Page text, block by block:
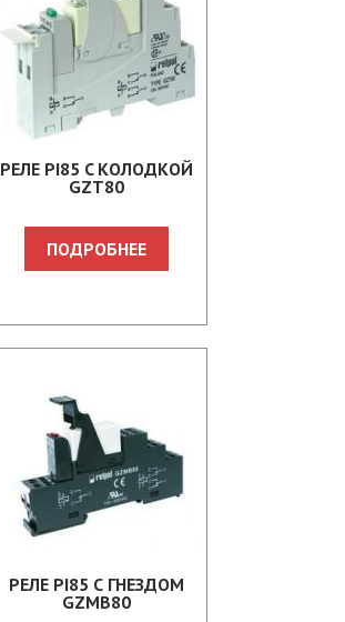
PЕЛЕ PI85 C КOЛOДКOЙ
GZT80
ПОДРОБНЕЕ
РЕЛЕ PI85 С ГНЕЗДОМ
GZMB80